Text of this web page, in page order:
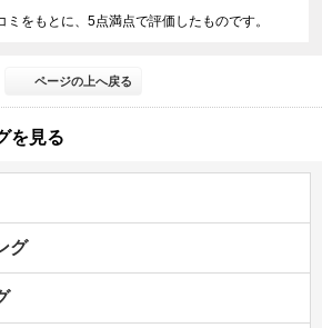
をもとに、5点満点で評価したものです。
ページの上へ戻る
を見る
グ